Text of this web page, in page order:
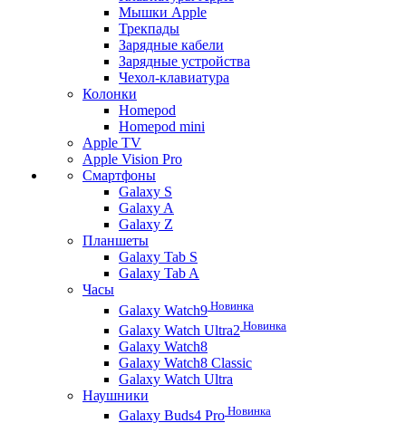
Мышки Apple
Трекпады
Зарядные кабели
Зарядные устройства
Чехол-клавиатура
Колонки
Homepod
Homepod mini
Apple TV
Apple Vision Pro
Смартфоны
Galaxy S
Galaxy A
Galaxy Z
Планшеты
Galaxy Tab S
Galaxy Tab A
Часы
Galaxy Watch9 Новинка
Galaxy Watch Ultra2 Новинка
Galaxy Watch8
Galaxy Watch8 Classic
Galaxy Watch Ultra
Наушники
Galaxy Buds4 Pro Новинка